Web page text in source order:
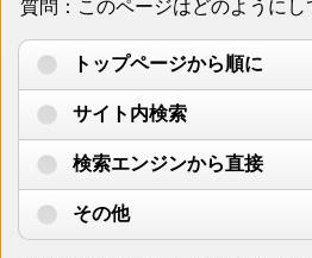
質問：このページはどのようにし
トップページから順に
サイト内検索
検索エンジンから直接
その他